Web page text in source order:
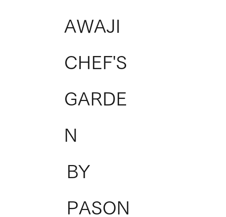
AWAJI
CHEF'S
GARDE
N
BY
PASON